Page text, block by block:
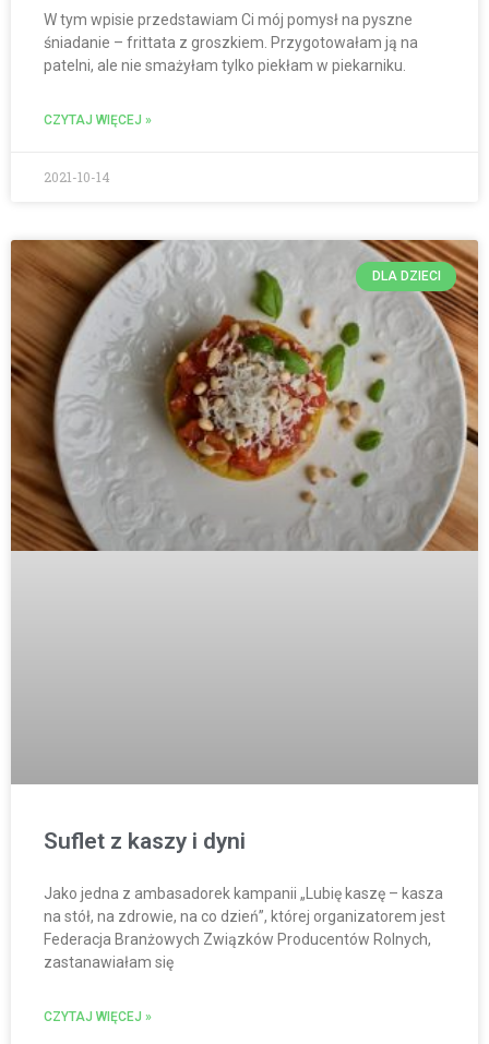
W tym wpisie przedstawiam Ci mój pomysł na pyszne
śniadanie – frittata z groszkiem. Przygotowałam ją na
patelni, ale nie smażyłam tylko piekłam w piekarniku.
CZYTAJ WIĘCEJ »
2021-10-14
DLA DZIECI
Suflet z kaszy i dyni
Jako jedna z ambasadorek kampanii „Lubię kaszę – kasza
na stół, na zdrowie, na co dzień”, której organizatorem jest
Federacja Branżowych Związków Producentów Rolnych,
zastanawiałam się
CZYTAJ WIĘCEJ »